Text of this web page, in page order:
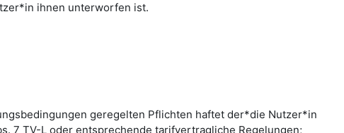
ihnen unterworfen ist.
geregelten Pflichten haftet der*die Nutzer*in
7 TV-L oder entsprechende tarifvertragliche Regelungen;